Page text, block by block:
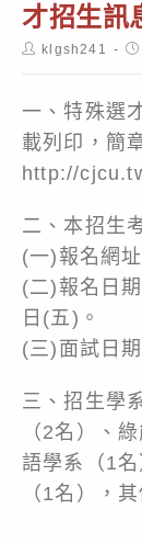
才招生訊
Postklgsh241
一、特殊選
載列印，簡
http://
二、本招生
(一)報名網址
(二)報名日
日(五)。
(三)面試日
三、招生學
（2名）、
語學系（1
（1名），